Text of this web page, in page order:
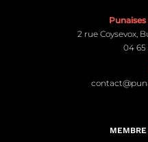
2 rue Coysevox,
04 65